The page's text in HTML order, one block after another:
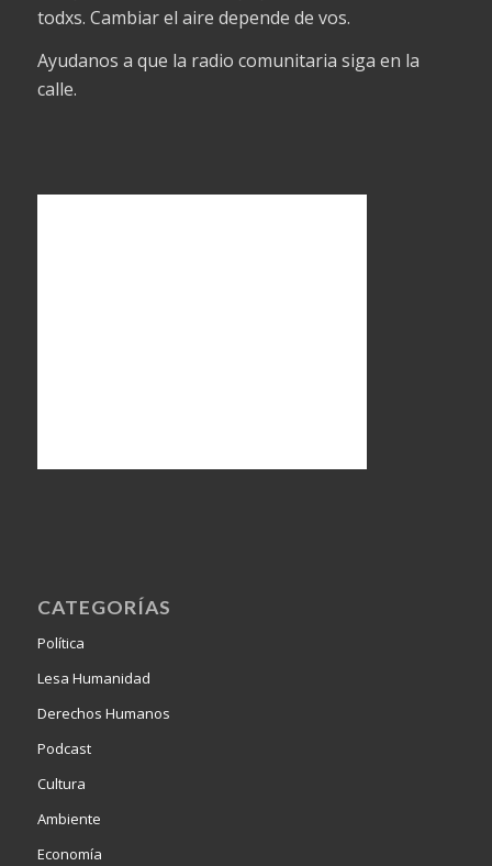
todxs. Cambiar el aire depende de vos.
Ayudanos a que la radio comunitaria siga en la
calle.
CATEGORÍAS
Política
Lesa Humanidad
Derechos Humanos
Podcast
Cultura
Ambiente
Economía